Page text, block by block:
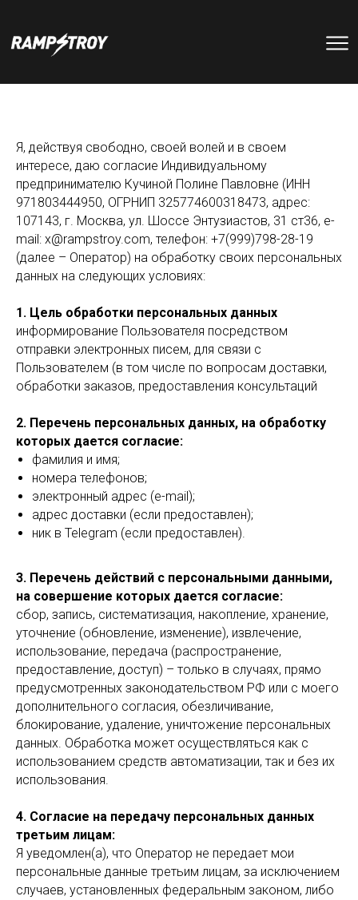
записаться
на тренировку +7 (800) 250-51-06
Я, действуя свободно, своей волей и в своем
интересе, даю согласие Индивидуальному
предпринимателю Кучиной Полине Павловне (ИНН
971803444950, ОГРНИП 325774600318473, адрес:
107143, г. Москва, ул. Шоссе Энтузиастов, 31 ст36, e-
mail: x@rampstroy.com, телефон: +7(999)798-28-19
(далее – Оператор) на обработку своих персональных
данных на следующих условиях:
1. Цель обработки персональных данных
информирование Пользователя посредством
отправки электронных писем, для связи с
Пользователем (в том числе по вопросам доставки,
обработки заказов, предоставления консультаций
2. Перечень персональных данных, на обработку
которых дается согласие:
фамилия и имя;
номера телефонов;
электронный адрес (e-mail);
адрес доставки (если предоставлен);
ник в Telegram (если предоставлен).
3. Перечень действий с персональными данными,
на совершение которых дается согласие:
сбор, запись, систематизация, накопление, хранение,
уточнение (обновление, изменение), извлечение,
использование, передача (распространение,
предоставление, доступ) – только в случаях, прямо
предусмотренных законодательством РФ или с моего
дополнительного согласия, обезличивание,
блокирование, удаление, уничтожение персональных
данных. Обработка может осуществляться как с
использованием средств автоматизации, так и без их
использования.
4. Согласие на передачу персональных данных
третьим лицам:
Я уведомлен(а), что Оператор не передает мои
персональные данные третьим лицам, за исключением
случаев, установленных федеральным законом, либо